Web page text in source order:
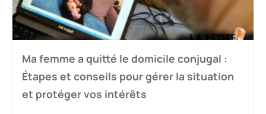
Ma femme a quitté le domicile conjugal :
Étapes et conseils pour gérer la situation
et protéger vos intérêts